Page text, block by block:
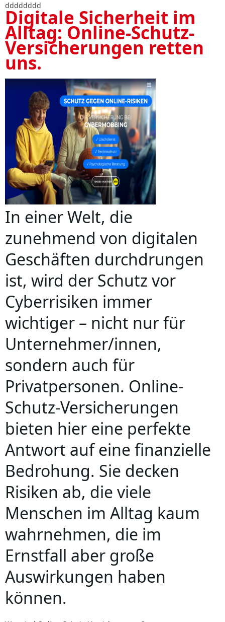
dddddddd
Digitale Sicherheit im
Alltag: Online-Schutz-
Versicherungen retten
uns.
In einer Welt, die
zunehmend von digitalen
Geschäften durchdrungen
ist, wird der Schutz vor
Cyberrisiken immer
wichtiger – nicht nur für
Unternehmer/innen,
sondern auch für
Privatpersonen. Online-
Schutz-Versicherungen
bieten hier eine perfekte
Antwort auf eine finanzielle
Bedrohung. Sie decken
Risiken ab, die viele
Menschen im Alltag kaum
wahrnehmen, die im
Ernstfall aber große
Auswirkungen haben
können.